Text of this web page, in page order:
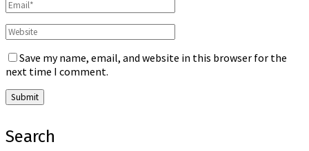
Save my name, email, and website in this browser for the
next time I comment.
Search